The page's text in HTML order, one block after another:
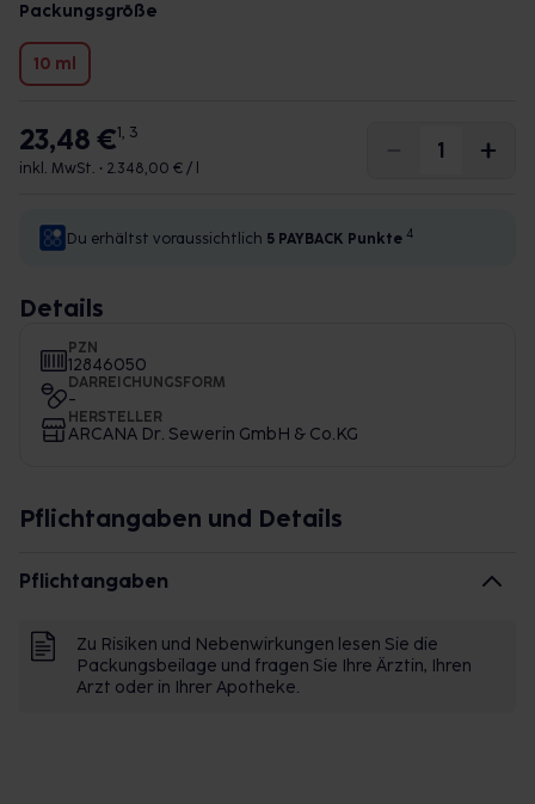
Packungsgröße
10 ml
23,48 €1, 3
inkl. MwSt. • 2.348,00 € / l
Du erhältst voraussichtlich 5 PAYBACK Punkte 4
Details
PZN
12846050
DARREICHUNGSFORM
-
HERSTELLER
ARCANA Dr. Sewerin GmbH & Co.KG
Pflichtangaben und Details
Pflichtangaben
Zu Risiken und Nebenwirkungen lesen Sie die
Packungsbeilage und fragen Sie Ihre Ärztin, Ihren
Arzt oder in Ihrer Apotheke.